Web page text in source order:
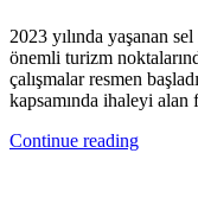
2023 yılında yaşanan
önemli turizm
çalışmalar resmen
kapsamında ihaleyi
Continue reading